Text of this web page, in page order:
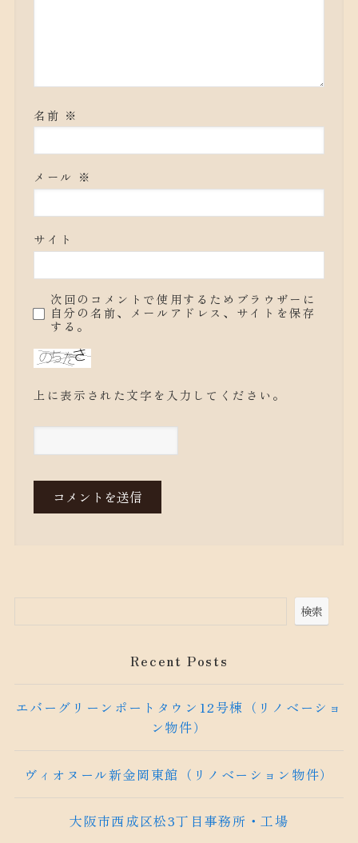
名前 ※
メール ※
サイト
次回のコメントで使用するためブラウザーに
自分の名前、メールアドレス、サイトを保存
する。
上に表示された文字を入力してください。
検索
Recent Posts
エバーグリーンポートタウン12号棟（リノベーショ
ン物件）
ヴィオヌール新金岡東館（リノベーション物件）
大阪市西成区松3丁目事務所・工場